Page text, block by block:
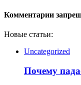
Комментарии
Новые статьи:
Uncategorized
Почему